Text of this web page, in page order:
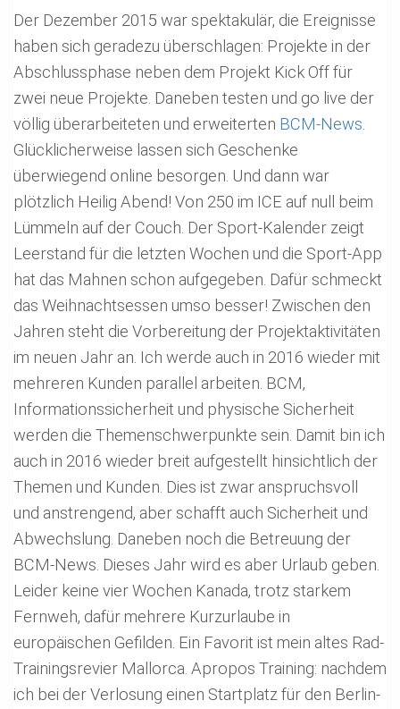
Der Dezember 2015 war spektakulär, die Ereignisse
haben sich geradezu überschlagen: Projekte in der
Abschlussphase neben dem Projekt Kick Off für
zwei neue Projekte. Daneben testen und go live der
völlig überarbeiteten und erweiterten BCM-News
Glücklicherweise lassen sich Geschenke
überwiegend online besorgen. Und dann war
plötzlich Heilig Abend! Von 250 im ICE auf null beim
Lümmeln auf der Couch. Der Sport-Kalender zeigt
Leerstand für die letzten Wochen und die Sport-App
hat das Mahnen schon aufgegeben. Dafür schmeckt
das Weihnachtsessen umso besser! Zwischen den
Jahren steht die Vorbereitung der Projektaktivitäten
im neuen Jahr an. Ich werde auch in 2016 wieder mit
mehreren Kunden parallel arbeiten. BCM,
Informationssicherheit und physische Sicherheit
werden die Themenschwerpunkte sein. Damit bin ich
auch in 2016 wieder breit aufgestellt hinsichtlich der
Themen und Kunden. Dies ist zwar anspruchsvoll
und anstrengend, aber schafft auch Sicherheit und
Abwechslung. Daneben noch die Betreuung der
BCM-News. Dieses Jahr wird es aber Urlaub geben.
Leider keine vier Wochen Kanada, trotz starkem
Fernweh, dafür mehrere Kurzurlaube in
europäischen Gefilden. Ein Favorit ist mein altes Rad-
Trainingsrevier Mallorca. Apropos Training: nachdem
ich bei der Verlosung einen Startplatz für den Berlin-